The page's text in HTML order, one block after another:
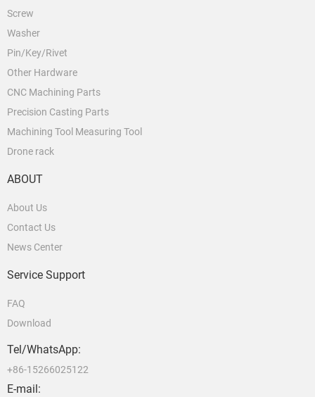
Screw
Washer
Pin/Key/Rivet
Other Hardware
CNC Machining Parts
Precision Casting Parts
Machining Tool Measuring Tool
Drone rack
ABOUT
About Us
Contact Us
News Center
Service Support
FAQ
Download
Tel/WhatsApp:
+86-15266025122
E-mail: